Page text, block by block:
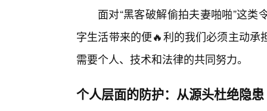
面对“黑客破解偷拍夫妻啪啪”这
字生活带来的便🔥利的我们必须主动
需要个人、技术和法律的共同努力。
个人层面的防护：从源头杜绝隐患